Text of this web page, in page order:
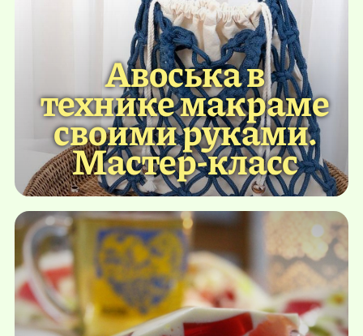
Авоська в
технике макраме
своими руками.
Мастер-класс